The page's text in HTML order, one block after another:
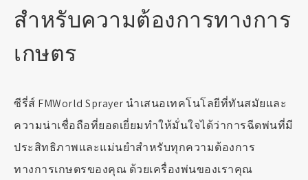
สำหรับความต้องการทางการ
เกษตร
ซีรี่ส์ FMWorld Sprayer นำเสนอเทคโนโลยีที่ทันสมัยและ
ความน่าเชื่อถือที่ยอดเยี่ยมทำให้มั่นใจได้ว่าการฉีดพ่นที่มี
ประสิทธิภาพและแม่นยำสำหรับทุกความต้องการ
ทางการเกษตรของคุณ ด้วยเครื่องพ่นของเราคุณ